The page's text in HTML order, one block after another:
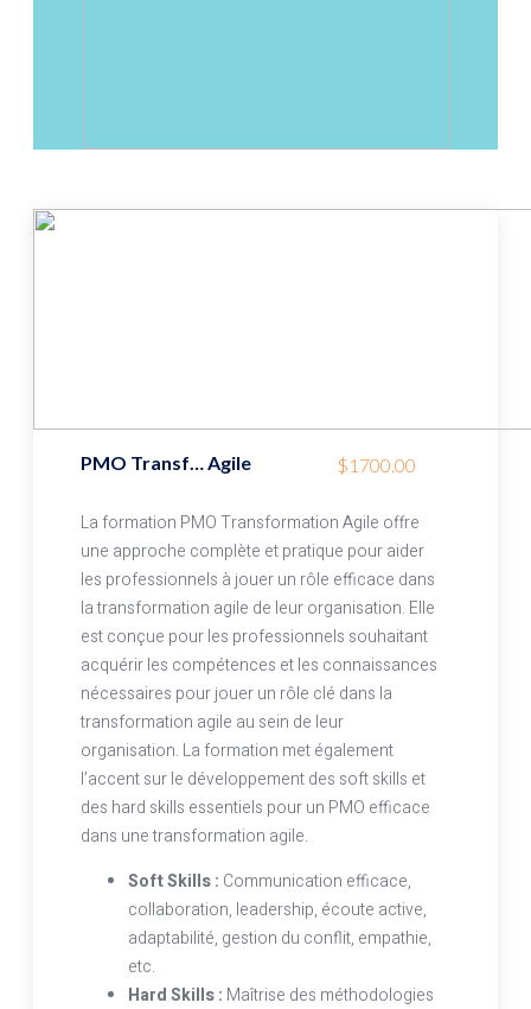
PMO Transf… Agile $1700.00
La formation PMO Transformation Agile offre
une approche complète et pratique pour aider
les professionnels à jouer un rôle efficace dans
la transformation agile de leur organisation. Elle
est conçue pour les professionnels souhaitant
acquérir les compétences et les connaissances
nécessaires pour jouer un rôle clé dans la
transformation agile au sein de leur
organisation. La formation met également
l’accent sur le développement des soft skills et
des hard skills essentiels pour un PMO efficace
dans une transformation agile.
Soft Skills : Communication efficace,
collaboration, leadership, écoute active,
adaptabilité, gestion du conflit, empathie,
etc.
Hard Skills : Maîtrise des méthodologies